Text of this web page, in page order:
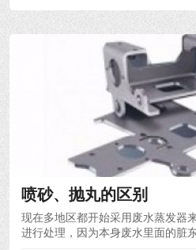
喷砂、抛丸的区别
现在多地区都开始采用废水蒸发器
进行处理，因为本身废水里面的脏